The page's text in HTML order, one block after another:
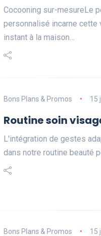
Cocooning sur-mesureLe
personnalisé incarne cette
instant à la maison…
Bons Plans & Promos 15
Routine soin
L'intégration de gestes
dans notre routine beauté
Bons Plans & Promos 15